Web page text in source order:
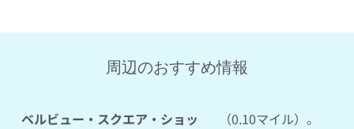
周辺のおすすめ情報
ベルビュー・スクエア・ショッ
（0.10マイル）。